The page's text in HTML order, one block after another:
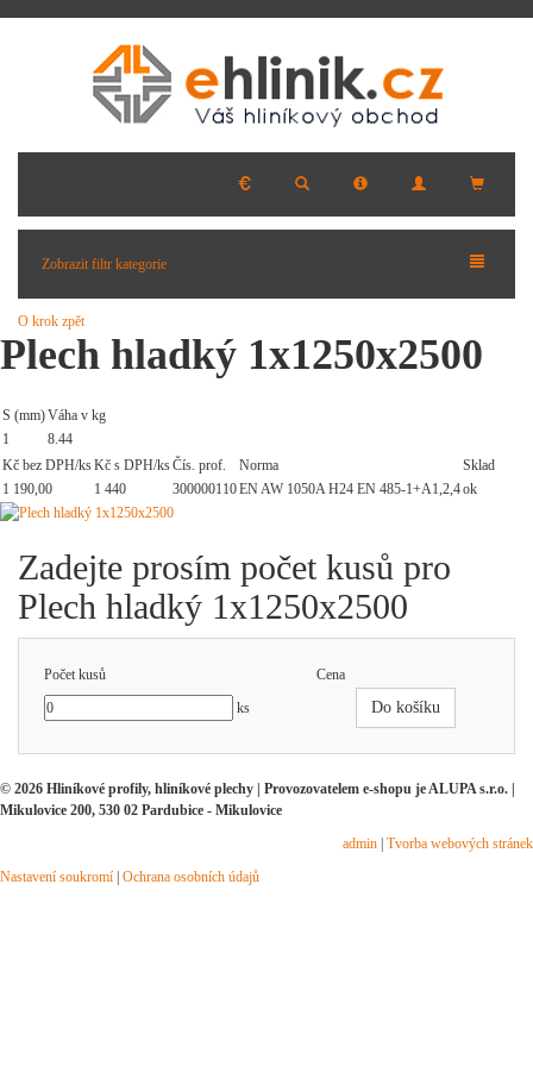
Zobrazit filtr kategorie
O krok zpět
Plech hladký 1x1250x2500
S (mm)Váha v kg
1
8.44
Kč bez DPH/ksKč s DPH/ksČís. prof. Norma
Sklad
1 190,00
1 440 300000110EN AW 1050A H24 EN 485-1+A1,2,4ok
Zadejte prosím počet kusů pro
Plech hladký 1x1250x2500
Počet kusů
Cena
ks
Do košíku
© 2026 Hliníkové profily, hliníkové plechy | Provozovatelem e-shopu je ALUPA s.r.o. |
Mikulovice 200, 530 02 Pardubice - Mikulovice
admin Tvorba webových stránek
Nastavení soukromí Ochrana osobních údajů